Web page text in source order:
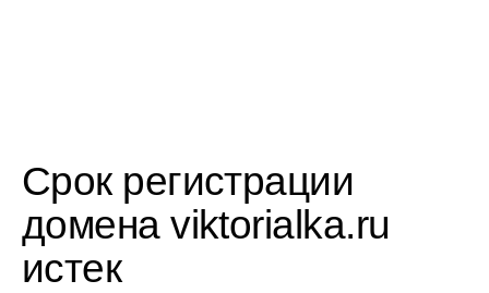
Срок регистрации
домена viktorialka.ru
истек